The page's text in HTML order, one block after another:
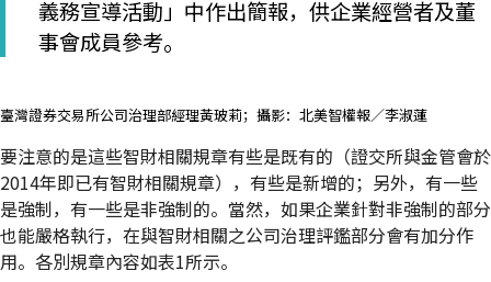
義務宣導活動」中作出簡報，供企業經營者及董
事會成員參考。
臺灣證券交易所公司治理部經理黃玻莉；攝影：北美智權報／李淑蓮
要注意的是這些智財相關規章有些是既有的（證交所與金管會於
2014年即已有智財相關規章），有些是新增的；另外，有一些
是強制，有一些是非強制的。當然，如果企業針對非強制的部分
也能嚴格執行，在與智財相關之公司治理評鑑部分會有加分作
用。各別規章內容如表1所示。